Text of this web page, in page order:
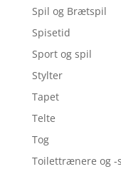
Spil og Brætspil
Spisetid
Sport og spil
Stylter
Tapet
Telte
Tog
Toilettrænere og